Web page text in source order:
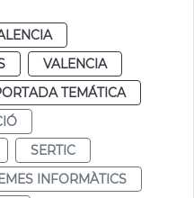
VALENCIA
TEMÁTICA
SERTIC
INFORMÀTICS